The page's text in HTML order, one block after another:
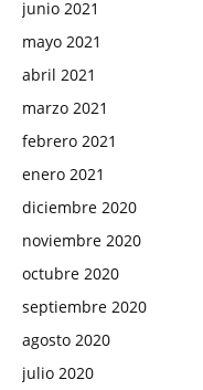
junio 2021
mayo 2021
abril 2021
marzo 2021
febrero 2021
enero 2021
diciembre 2020
noviembre 2020
octubre 2020
septiembre 2020
agosto 2020
julio 2020